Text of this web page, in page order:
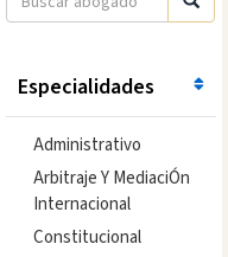
Especialidades
Administrativo
Arbitraje Y MediaciÓn
Internacional
Constitucional